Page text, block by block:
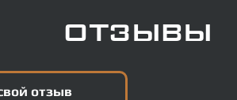
Отзывы
отзыв